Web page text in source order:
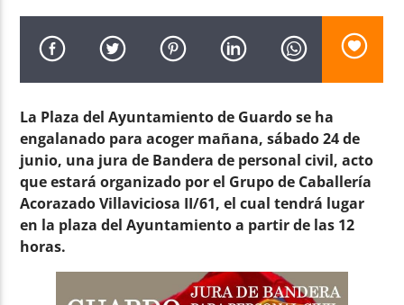
Radio AMGu
La Plaza del Ayuntamiento de Guardo se ha
engalanado para acoger mañana, sábado 24 de
junio, una jura de Bandera de personal civil, acto
que estará organizado por el Grupo de Caballería
Acorazado Villaviciosa II/61, el cual tendrá lugar
en la plaza del Ayuntamiento a partir de las 12
horas.